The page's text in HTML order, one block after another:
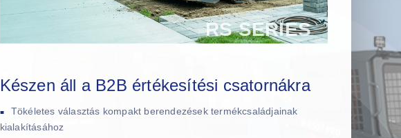
Készen áll a B2B értékesítési csatornákra
Tökéletes választás kompakt berendezések termékcsaládjainak
kialakításához